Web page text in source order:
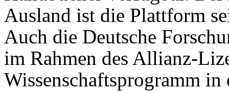
Ausland ist die Plattform
Auch die Deutsche
im Rahmen des Allianz-
Wissenschaftsprogramm